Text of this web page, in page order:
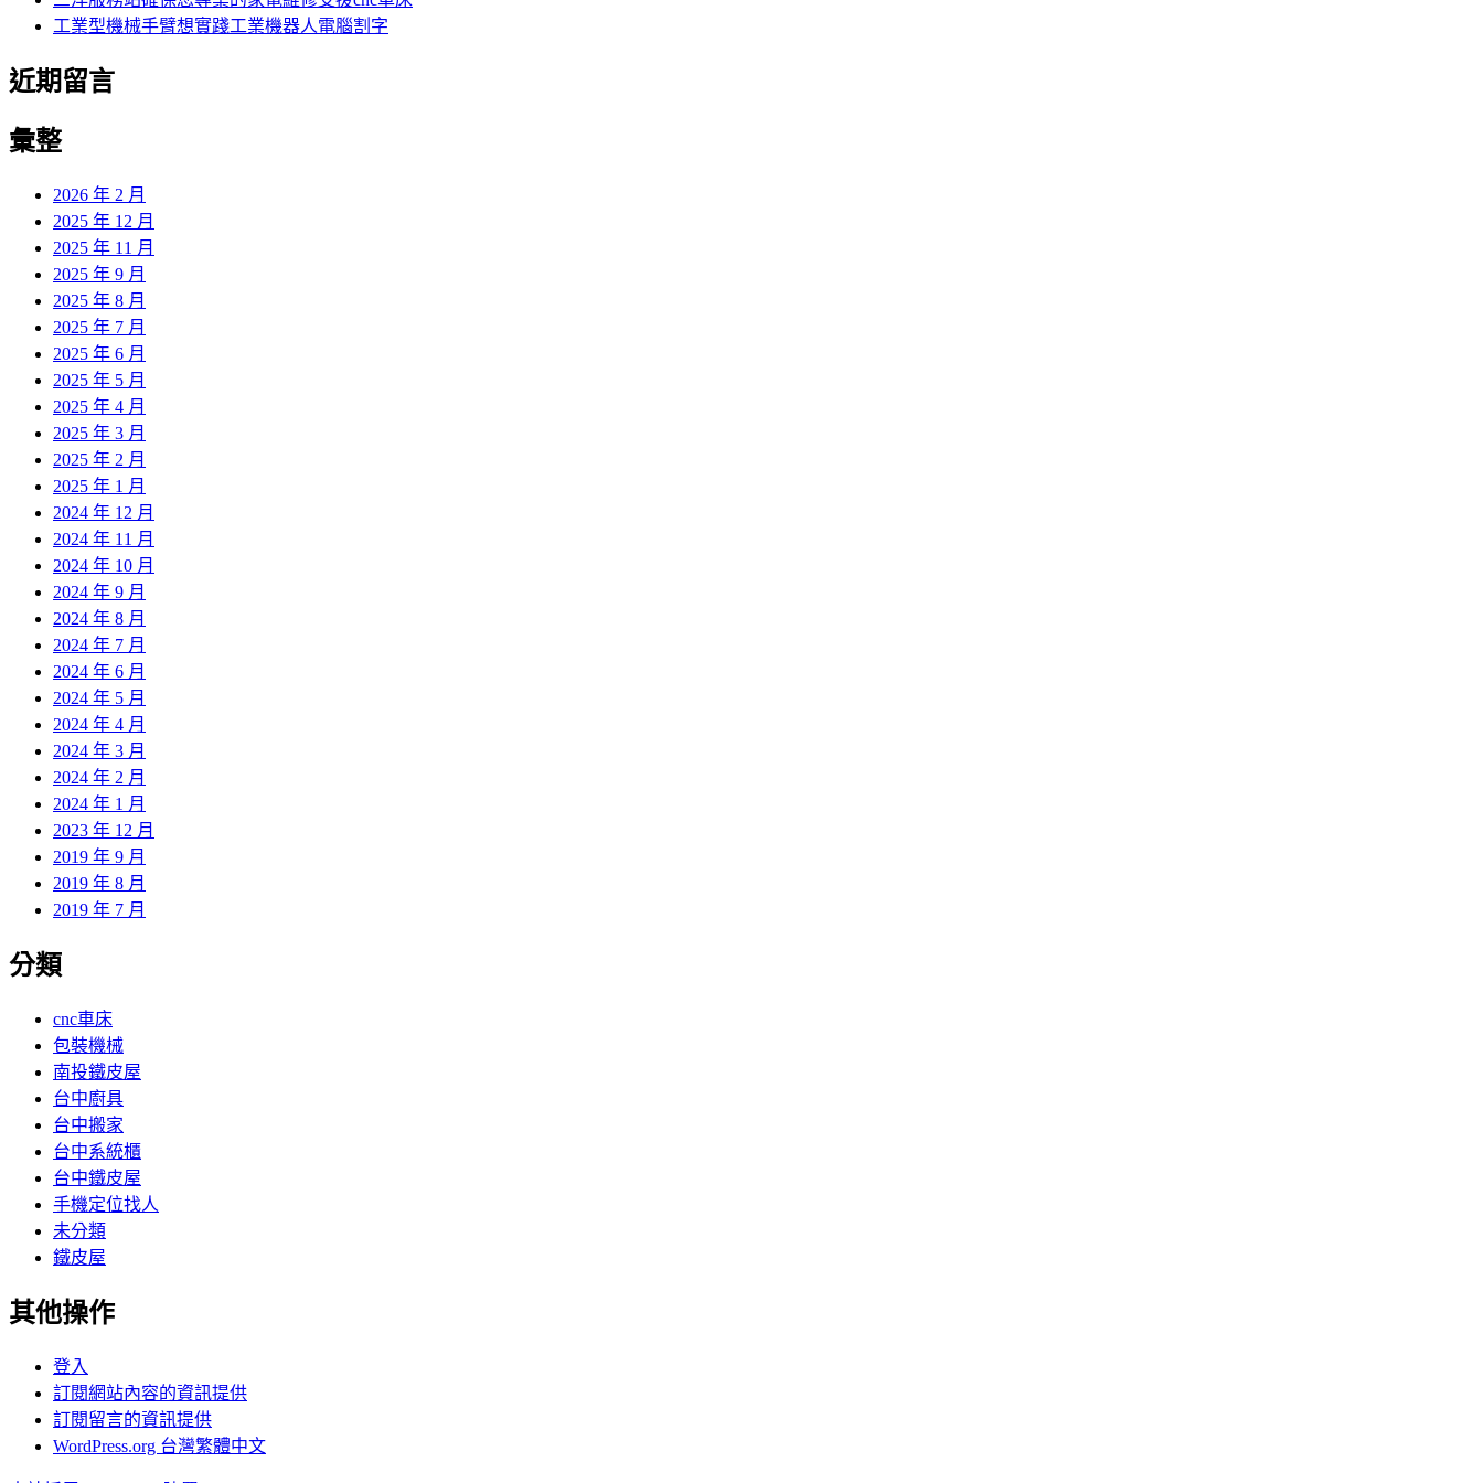
工業型機械手臂想實踐工業機器人電腦割字
近期留言
彙整
2026 年 2 月
2025 年 12 月
2025 年 11 月
2025 年 9 月
2025 年 8 月
2025 年 7 月
2025 年 6 月
2025 年 5 月
2025 年 4 月
2025 年 3 月
2025 年 2 月
2025 年 1 月
2024 年 12 月
2024 年 11 月
2024 年 10 月
2024 年 9 月
2024 年 8 月
2024 年 7 月
2024 年 6 月
2024 年 5 月
2024 年 4 月
2024 年 3 月
2024 年 2 月
2024 年 1 月
2023 年 12 月
2019 年 9 月
2019 年 8 月
2019 年 7 月
分類
cnc車床
包裝機械
南投鐵皮屋
台中廚具
台中搬家
台中系統櫃
台中鐵皮屋
手機定位找人
未分類
鐵皮屋
其他操作
登入
訂閱網站內容的資訊提供
訂閱留言的資訊提供
WordPress.org 台灣繁體中文